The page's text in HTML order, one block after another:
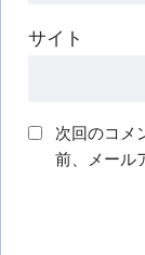
サイト
次回のコメ
前、メール